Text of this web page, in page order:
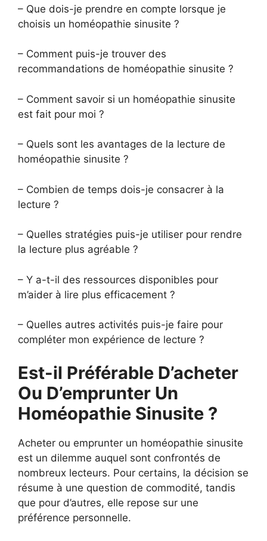
– Que dois-je prendre en compte lorsque je
choisis un homéopathie sinusite ?
– Comment puis-je trouver des
recommandations de homéopathie sinusite ?
– Comment savoir si un homéopathie sinusite
est fait pour moi ?
– Quels sont les avantages de la lecture de
homéopathie sinusite ?
– Combien de temps dois-je consacrer à la
lecture ?
– Quelles stratégies puis-je utiliser pour rendre
la lecture plus agréable ?
– Y a-t-il des ressources disponibles pour
m’aider à lire plus efficacement ?
– Quelles autres activités puis-je faire pour
compléter mon expérience de lecture ?
Est-il Préférable D’acheter
Ou D’emprunter Un
Homéopathie Sinusite ?
Acheter ou emprunter un homéopathie sinusite
est un dilemme auquel sont confrontés de
nombreux lecteurs. Pour certains, la décision se
résume à une question de commodité, tandis
que pour d’autres, elle repose sur une
préférence personnelle.